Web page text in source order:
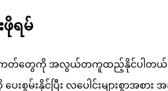
ဖိုရမ်
တွေကို အလွယ်တကူထည့်နိုင်ပါတယ်။ ဒ
းနိုင်ပြီး လပေါင်းများစွာအစာ